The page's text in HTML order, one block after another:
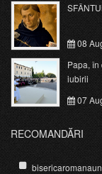
08
Papa,
iubirii
07
RECOMANDĂRI